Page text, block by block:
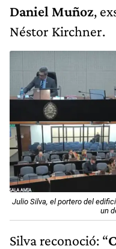
Daniel Muñoz,
Néstor Kirchner.
Julio Silva, el portero del
un
Silva reconoció: “